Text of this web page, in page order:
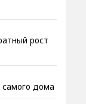
рост
самого дома